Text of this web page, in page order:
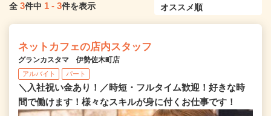
全 3件中 1 - 3件を表示
ネットカフェの店内スタッフ
グランカスタマ 伊勢佐木町店
アルバイト パート
＼入社祝い金あり！／時短・フルタイム歓迎！好きな時
間で働けます！様々なスキルが身に付くお仕事です！